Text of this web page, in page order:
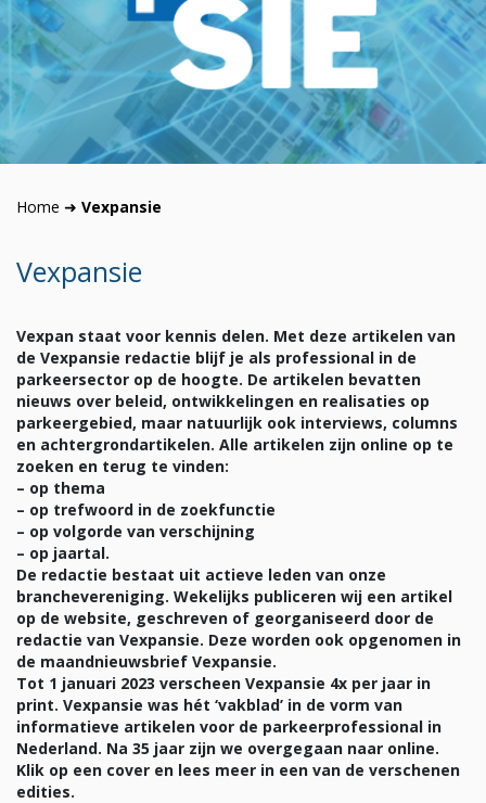
Home ➜ Vexpansie
Vexpansie
Vexpan staat voor kennis delen. Met deze artikelen van
de Vexpansie redactie blijf je als professional in de
parkeersector op de hoogte. De artikelen bevatten
nieuws over beleid, ontwikkelingen en realisaties op
parkeergebied, maar natuurlijk ook interviews, columns
en achtergrondartikelen. Alle artikelen zijn online op te
zoeken en terug te vinden:
– op thema
– op trefwoord in de zoekfunctie
– op volgorde van verschijning
– op jaartal.
De redactie bestaat uit actieve leden van onze
branchevereniging. Wekelijks publiceren wij een artikel
op de website, geschreven of georganiseerd door de
redactie van Vexpansie. Deze worden ook opgenomen in
de maandnieuwsbrief Vexpansie.
Tot 1 januari 2023 verscheen Vexpansie 4x per jaar in
print. Vexpansie was hét ‘vakblad’ in de vorm van
informatieve artikelen voor de parkeerprofessional in
Nederland. Na 35 jaar zijn we overgegaan naar online.
Klik op een cover en lees meer in een van de verschenen
edities.